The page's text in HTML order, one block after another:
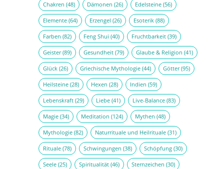
Chakren (48) Dämonen (26) Edelsteine(56)
Elemente(64) Erzengel (26) Esoterik(88)
Farben (82) Feng Shui (40) Fruchtbarkeit(39)
Geister(89) Gesundheit(79) Glaube & Religion (41)
Glück(26) Griechische Mythologie(44) Götter(95)
Heilsteine(28) Hexen (28) Indien (59)
Lebenskraft(29) Liebe(41) Live-Balance(83)
Magie(34) Meditation (124) Mythen (48)
Mythologie(82) Naturrituale und Heilrituale(31)
Rituale(78) Schwingungen (38) Schöpfung(30)
Seele(25) Spiritualität(46) Sternzeichen (30)